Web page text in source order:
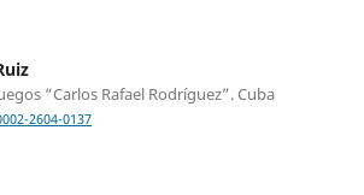
“Carlos Rafael Rodríguez”. Cuba
2604-0137